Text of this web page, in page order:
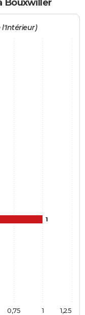
Bouxwiller
l'Intérieur)
1
1
0,75 1,25